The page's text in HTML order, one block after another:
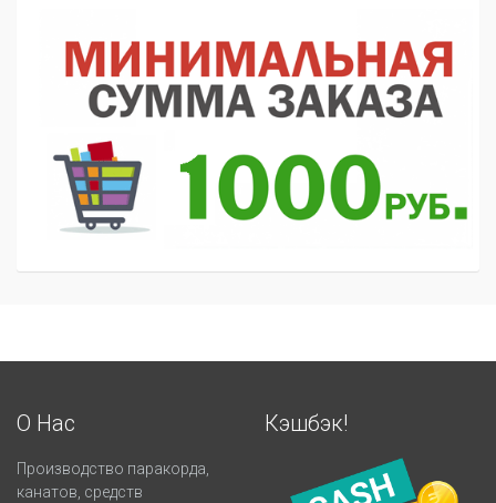
О Нас
Производство паракорда,
канатов, средств
Кэшбэк!